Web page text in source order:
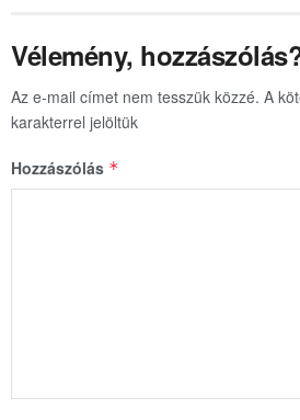
Vélemény,
Az e-mail címet nem tesszük közzé. A
karakterrel jelöltük
Hozzászólás *